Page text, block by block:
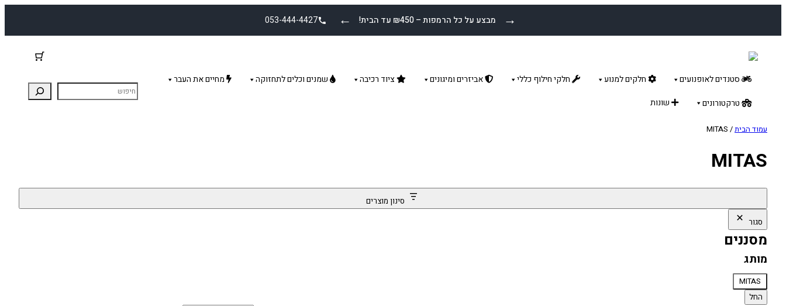
← מבצע על כל הרמפות – ₪450 עד הבית! →
053-444-4427
סטנדים לאופנועים חלקים למנוע חלקי חילוף כללי אביזרים ומיגונים ציוד רכיבה שמנים וכלים לתחזוקה
מחיים את העבר
טרקטורונים
שונות
עמוד הבית/ MITAS
MITAS
סינון מוצרים
סגור
מסננים
מותג
מותג
MITAS
החל